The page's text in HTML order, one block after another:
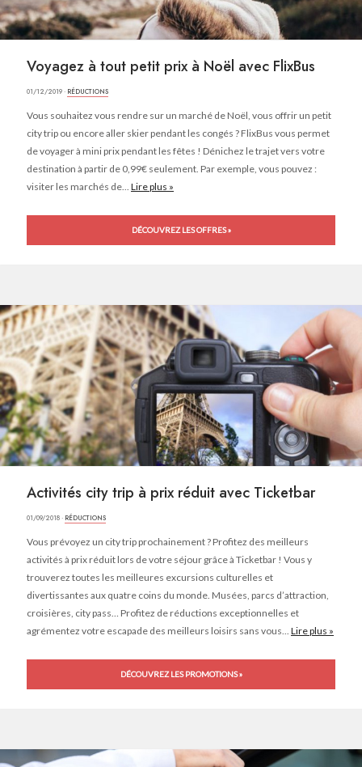
Voyagez à tout petit prix à Noël avec FlixBus
01/12/2019 · RÉDUCTIONS
Vous souhaitez vous rendre sur un marché de Noël, vous offrir un petit
city trip ou encore aller skier pendant les congés ? FlixBus vous permet
de voyager à mini prix pendant les fêtes ! Dénichez le trajet vers votre
destination à partir de 0,99€ seulement. Par exemple, vous pouvez :
visiter les marchés de... Lire plus »
DÉCOUVREZ LES OFFRES »
Activités city trip à prix réduit avec Ticketbar
01/09/2018 · RÉDUCTIONS
Vous prévoyez un city trip prochainement ? Profitez des meilleurs
activités à prix réduit lors de votre séjour grâce à Ticketbar ! Vous y
trouverez toutes les meilleures excursions culturelles et
divertissantes aux quatre coins du monde. Musées, parcs d’attraction,
croisières, city pass… Profitez de réductions exceptionnelles et
agrémentez votre escapade des meilleurs loisirs sans vous... Lire plus »
DÉCOUVREZ LES PROMOTIONS »